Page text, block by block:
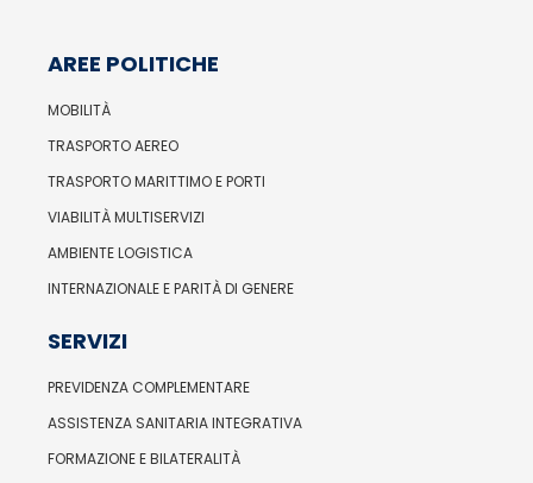
AREE POLITICHE
MOBILITÀ
TRASPORTO AEREO
TRASPORTO MARITTIMO E PORTI
VIABILITÀ MULTISERVIZI
AMBIENTE LOGISTICA
INTERNAZIONALE E PARITÀ DI GENERE
SERVIZI
PREVIDENZA COMPLEMENTARE
ASSISTENZA SANITARIA INTEGRATIVA
FORMAZIONE E BILATERALITÀ